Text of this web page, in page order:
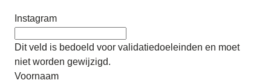
Instagram
Dit veld is bedoeld voor validatiedoeleinden en moet
niet worden gewijzigd.
Voornaam